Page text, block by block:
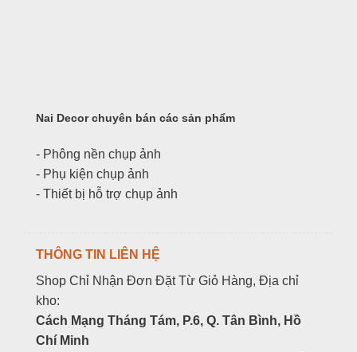
Nai Decor chuyên bán các sản phẩm
- Phông nền chụp ảnh
- Phụ kiện chụp ảnh
- Thiết bị hỗ trợ chụp ảnh
THÔNG TIN LIÊN HỆ
Shop Chỉ Nhận Đơn Đặt Từ Giỏ Hàng, Địa chỉ
kho:
Cách Mạng Tháng Tám, P.6, Q. Tân Bình, Hồ
Chí Minh